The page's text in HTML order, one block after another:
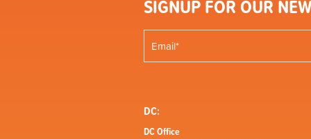
SIGNUP FOR OUR
DC:
DC Office